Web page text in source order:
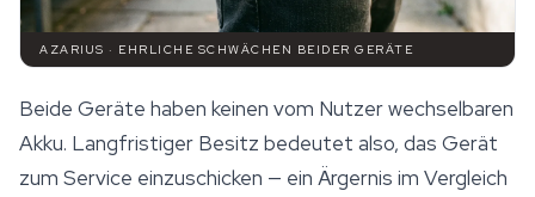
AZARIUS · EHRLICHE SCHWÄCHEN BEIDER GERÄTE
Beide Geräte haben keinen vom Nutzer wechselbaren
Akku. Langfristiger Besitz bedeutet also, das Gerät
zum Service einzuschicken — ein Ärgernis im Vergleich